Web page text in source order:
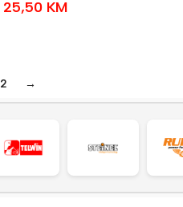
25,50 KM
2 →